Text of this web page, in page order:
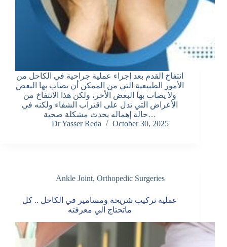
انتفاخ القدم بعد إجراء عملية جراحية في الكاحل من
الأمور الطبيعية التي من الممكن أن يصاب بها البعض
ولا يصاب بها البعض الأخر، ولكن هذا الانتفاخ من
الأعراض التي تدل على اقتراب الشفاء ولكنه في
حالة إهماله يحدث مشكلة صحية…
Dr Yasser Reda
October 30, 2025
Ankle Joint, Orthopedic Surgeries
عملية تركيب شريحة ومسامير في الكاحل .. كل
ماتحتاج الي معرفته